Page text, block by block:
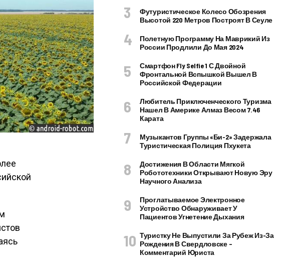
Футуристическое Колесо Обозрения
Высотой 220 Метров Построят В Сеуле
Полетную Программу На Маврикий Из
России Продлили До Мая 2024
Смартфон Fly Selfie 1 С Двойной
Фронтальной Вспышкой Вышел В
Российской Федерации
Любитель Приключенческого Туризма
Нашел В Америке Алмаз Весом 7.46
Карата
Музыкантов Группы «Би-2» Задержала
Туристическая Полиция Пхукета
Достижения В Области Мягкой
Робототехники Открывают Новую Эру
Научного Анализа
Проглатываемое Электронное
Устройство Обнаруживает У
Пациентов Угнетение Дыхания
Туристку Не Выпустили За Рубеж Из-За
Рождения В Свердловске –
Комментарий Юриста